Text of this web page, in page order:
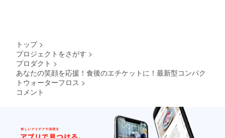
トップ >
プロジェクトをさがす >
プロダクト >
あなたの笑顔を応援！食後のエチケットに！最新型コンパク
トウォーターフロス >
コメント